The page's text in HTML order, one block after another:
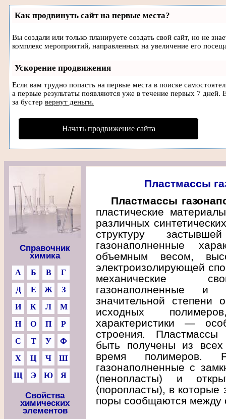
Как продвинуть сайт на первые места?
Вы создали или только планируете создать свой сайт, но не
комплекс мероприятий, направленных на увеличение его
Ускорение продвижения
Если вам трудно попасть на первые места в поиске
а первые результаты появляются уже в течение первых 7
за бустер вернут деньги.
Начать продвижение сайта
Справочник
химика
А Б В
Г
Д
Е Ж
З
И
К Л
М
Н
О П
Р
С
Т У
Ф
Х
Ц Ч
Ш
Щ
Э Ю Я
Свойства
химических
элементов
Пластмассы
Пластмассы
пластические
различных
структуру
газонаполненные
объемным весом,
электроизолирующей
механические
газонаполненные и
значительной степени
исходных
характеристики —
строения. Пластмассы
быть получены из
время полимеров.
газонаполненные с
(пенопласты) и
(поропласты), в которые
поры сообщаются между